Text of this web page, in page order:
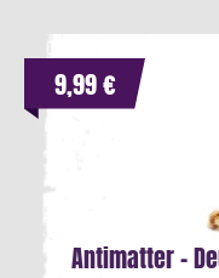
Antimatter -
9,99 €